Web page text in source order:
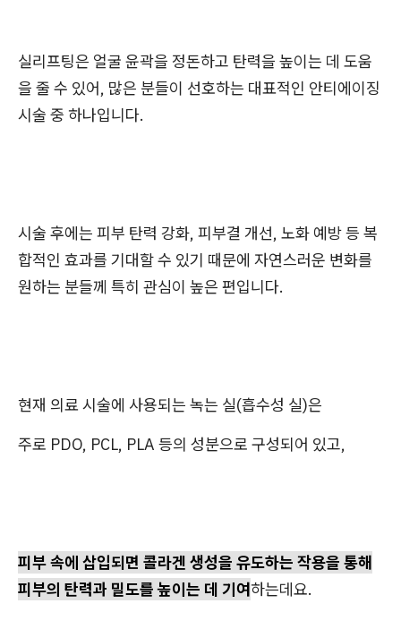
실리프팅은 얼굴 윤곽을 정돈하고 탄력을 높이는 데 도움
을 줄 수 있어, 많은 분들이 선호하는 대표적인 안티에이징
시술 중 하나입니다.
시술 후에는 피부 탄력 강화, 피부결 개선, 노화 예방 등 복
합적인 효과를 기대할 수 있기 때문에 자연스러운 변화를
원하는 분들께 특히 관심이 높은 편입니다.
현재 의료 시술에 사용되는 녹는 실(흡수성 실)은
주로 PDO, PCL, PLA 등의 성분으로 구성되어 있고,
피부 속에 삽입되면 콜라겐 생성을 유도하는 작용을 통해
피부의 탄력과 밀도를 높이는 데 기여하는데요.